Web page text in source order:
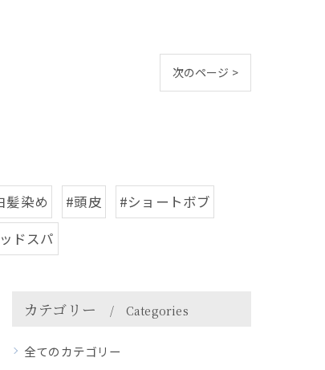
次のページ >
髪染め #頭皮
#ショートボブ
ドスパ
カテゴリー Categories
全てのカテゴリー